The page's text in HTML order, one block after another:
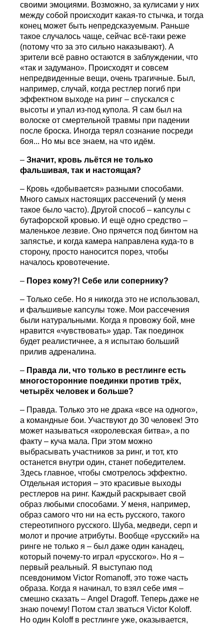
своими эмоциями. Возможно, за кулисами у них
между собой происходит какая-то стычка, и тогда
конец может быть непредсказуемым. Раньше
такое случалось чаще, сейчас всё-таки реже
(потому что за это сильно наказывают). А
зрители всё равно остаются в заблуждении, что
«так и задумано». Происходят и совсем
непредвиденные вещи, очень трагичные. Был,
например, случай, когда рестлер погиб при
эффектном выходе на ринг – спускался с
высоты и упал из-под купола. Я сам был на
волоске от смертельной травмы при падении
после броска. Иногда терял сознание посреди
боя... Но мы все знаем, на что идём.
–Значит, кровь льётся не только
фальшивая, так и настоящая?
– Кровь «добывается» разными способами.
Много самых настоящих рассечений (у меня
такое было часто). Другой способ – капсулы с
бутафорской кровью. И ещё одно средство –
маленькое лезвие. Оно прячется под бинтом на
запястье, и когда камера направлена куда-то в
сторону, просто наносится порез, чтобы
началось кровотечение.
– Порез кому?! Себе или сопернику?
– Только себе. Но я никогда это не использовал,
и фальшивые капсулы тоже. Мои рассечения
были натуральными. Когда я провожу бой, мне
нравится «чувствовать» удар. Так поединок
будет реалистичнее, а я испытаю больший
прилив адреналина.
– Правда ли, что только в рестлинге есть
многосторонние поединки против трёх,
четырёх человек и больше?
– Правда. Только это не драка «все на одного»,
а командные бои. Участвуют до 30 человек! Это
может называться «королевская битва», а по
факту – куча мала. При этом можно
выбрасывать участников за ринг, и тот, кто
останется внутри один, станет победителем.
Здесь главное, чтобы смотрелось эффектно.
Отдельная история – это красивые выходы
рестлеров на ринг. Каждый раскрывает свой
образ любыми способами. У меня, например,
образ самого что ни на есть русского, такого
стереотипного русского. Шуба, медведи, серп и
молот и прочие атрибуты. Вообще «русский» на
ринге не только я – был даже один канадец,
который почему-то играл «русского». Но я –
первый реальный. Я выступаю под
псевдонимом Victor Romanoff, это тоже часть
образа. Когда я начинал, то взял себе имя –
смешно сказать – Аngel Dragoff. Теперь даже не
знаю почему! Потом стал зваться Victor Koloff.
Но один Koloff в рестлинге уже, оказывается,